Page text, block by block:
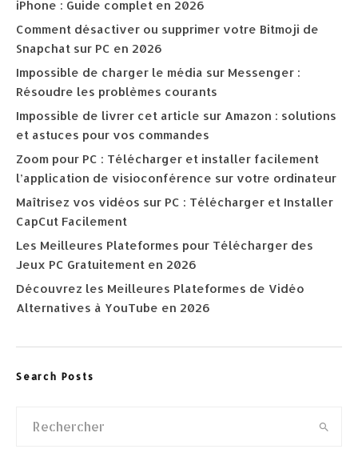
iPhone : Guide complet en 2026
Comment désactiver ou supprimer votre Bitmoji de
Snapchat sur PC en 2026
Impossible de charger le média sur Messenger :
Résoudre les problèmes courants
Impossible de livrer cet article sur Amazon : solutions
et astuces pour vos commandes
Zoom pour PC : Télécharger et installer facilement
l’application de visioconférence sur votre ordinateur
Maîtrisez vos vidéos sur PC : Télécharger et Installer
CapCut Facilement
Les Meilleures Plateformes pour Télécharger des
Jeux PC Gratuitement en 2026
Découvrez les Meilleures Plateformes de Vidéo
Alternatives à YouTube en 2026
Search Posts